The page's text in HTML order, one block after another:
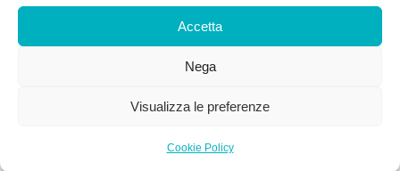
Accetta
Nega
Visualizza le preferenze
Cookie Policy
Dal Lunedì al Venerdì: 8.00/12.30 - 13.30/17.30
Dal Lunedì al Venerdì: 7.30/11.30 - 13.30/17.00